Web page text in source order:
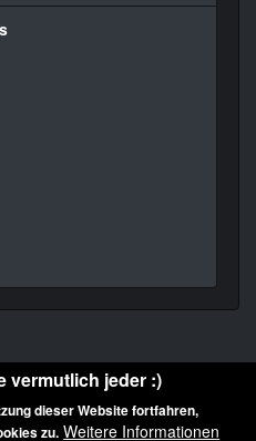
© 2010-2026 der Film Noir de. Alle
vermutlich jeder :)
dieser Website fortfahren,
zu. Weitere Informationen